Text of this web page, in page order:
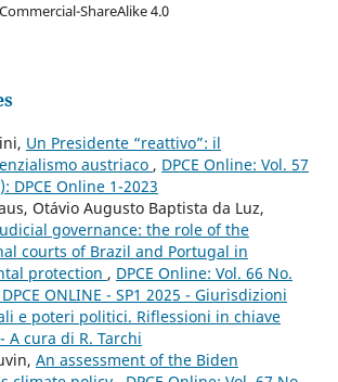
ShareAlike 4.0
Un Presidente “reattivo”: il
austriaco , DPCE Online: Vol. 57
DPCE Online 1-2023
Otávio Augusto Baptista da Luz,
governance: the role of the
courts of Brazil and Portugal in
protection , DPCE Online: Vol. 66 No.
ONLINE - SP1 2025 - Giurisdizioni
e poteri politici. Riflessioni in chiave
A cura di R. Tarchi
An assessment of the Biden